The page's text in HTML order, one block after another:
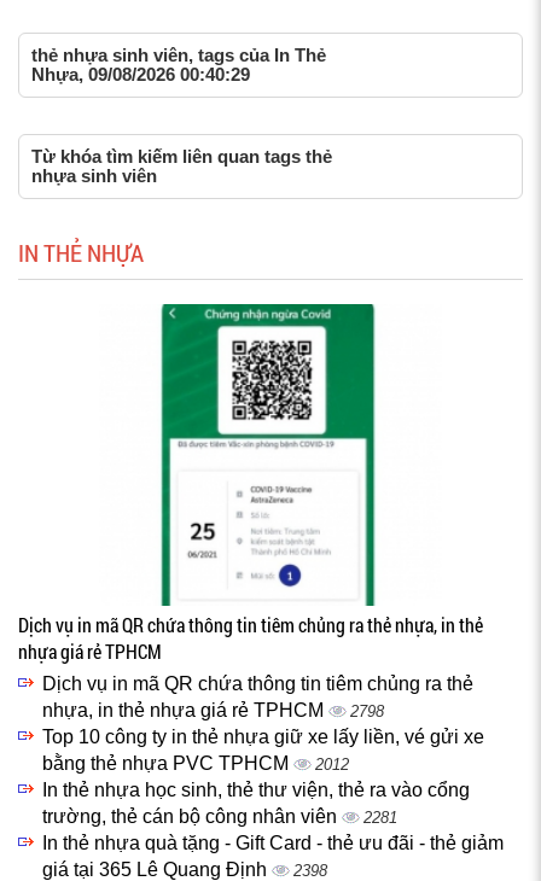
thẻ nhựa sinh viên, tags của In Thẻ
Nhựa, 09/08/2026 00:40:29
Từ khóa tìm kiếm liên quan tags thẻ
nhựa sinh viên
IN THẺ NHỰA
Dịch vụ in mã QR chứa thông tin tiêm chủng ra thẻ nhựa, in thẻ
nhựa giá rẻ TPHCM
Dịch vụ in mã QR chứa thông tin tiêm chủng ra thẻ
nhựa, in thẻ nhựa giá rẻ TPHCM
2798
Top 10 công ty in thẻ nhựa giữ xe lấy liền, vé gửi xe
bằng thẻ nhựa PVC TPHCM
2012
In thẻ nhựa học sinh, thẻ thư viện, thẻ ra vào cổng
trường, thẻ cán bộ công nhân viên
2281
In thẻ nhựa quà tặng - Gift Card - thẻ ưu đãi - thẻ giảm
giá tại 365 Lê Quang Định
2398